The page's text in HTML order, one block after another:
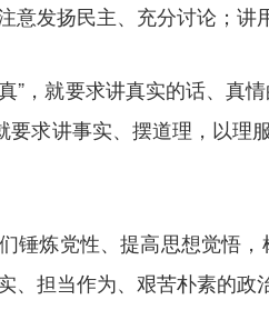
意发扬民主、充分讨论；讲
”，就要求讲真实的话、
要求讲事实、摆道理，以
锤炼党性、提高思想觉悟
、担当作为、艰苦朴素的政